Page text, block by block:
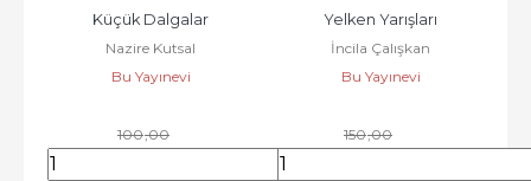
Küçük Dalgalar
Nazire Kutsal
Bu Yayınevi
100,00
85,00
Yelken Yarışları
İncila Çalışkan
Bu Yayınevi
150,00
127,50